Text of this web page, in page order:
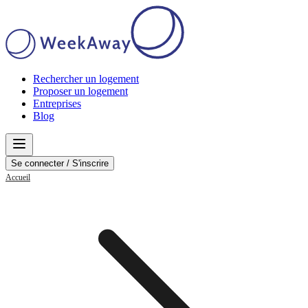
Rechercher un logement
Proposer un logement
Entreprises
Blog
Se connecter / S'inscrire
Accueil